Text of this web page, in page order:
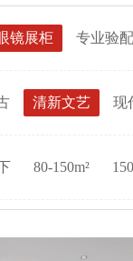
镜展柜 专业验
清新文艺 现
80-150m²